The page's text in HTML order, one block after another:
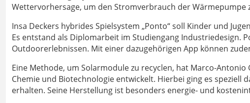
Wettervorhersage, um den Stromverbrauch der Wärmepumpe
Insa Deckers hybrides Spielsystem „Ponto“ soll Kinder und
Es entstand als Diplomarbeit im Studiengang Industriedesign.
Outdoorerlebnissen. Mit einer dazugehörigen App können
Eine Methode, um Solarmodule zu recyclen, hat Marco-
Chemie und Biotechnologie entwickelt. Hierbei ging es speziell
erhalten. Seine Herstellung ist besonders energie- und